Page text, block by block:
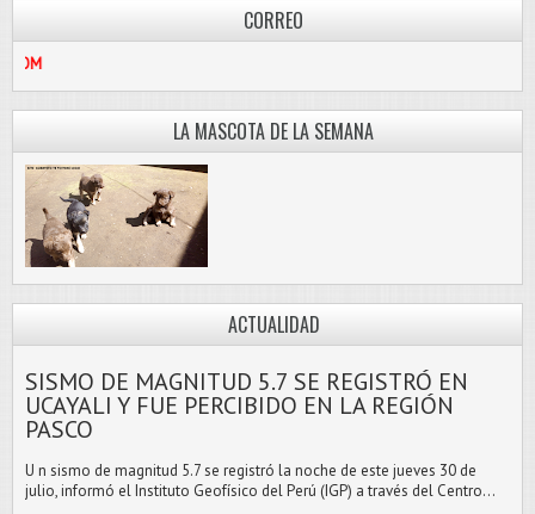
CORREO
LA MASCOTA DE LA SEMANA
ACTUALIDAD
SISMO DE MAGNITUD 5.7 SE REGISTRÓ EN
UCAYALI Y FUE PERCIBIDO EN LA REGIÓN
PASCO
U n sismo de magnitud 5.7 se registró la noche de este jueves 30 de
julio, informó el Instituto Geofísico del Perú (IGP) a través del Centro...